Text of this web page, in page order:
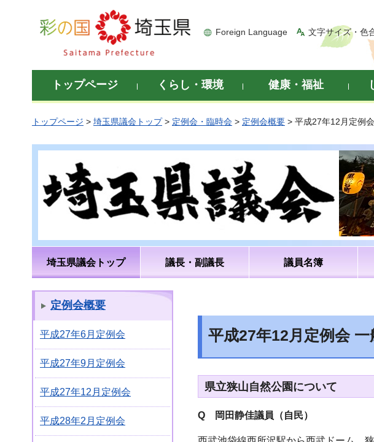
彩の国 埼玉県
Foreign Language 文字サイズ・色
トップページ くらし・環境 健康・福祉
トップページ > 埼玉県議会トップ> 定例会・臨時会 > 定例会概要 > 平成27年12月定例
埼玉県議会トップ 議長・副議長 議員名簿
定例会概要
平成27年6月定例会
平成27年9月定例会
平成27年12月定例会
平成28年2月定例会
平成27年12月定例会 一
県立狭山自然公園について
Q 岡田静佳議員（自民）